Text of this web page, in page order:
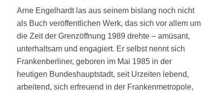
Arne Engelhardt las aus seinem bislang noch nicht
als Buch veröffentlichen Werk, das sich vor allem um
die Zeit der Grenzöffnung 1989 drehte – amüsant,
unterhaltsam und engagiert. Er selbst nennt sich
Frankenberliner, geboren im Mai 1985 in der
heutigen Bundeshauptstadt, seit Urzeiten lebend,
arbeitend, sich erfreuend in der Frankenmetropole,